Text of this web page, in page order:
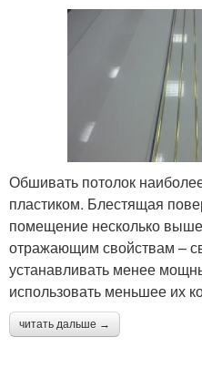
Обшивать потолок
пластиком. Блестящая
помещение несколько
отражающим свойствам –
устанавливать менее
использовать меньшее их
читать дальше →